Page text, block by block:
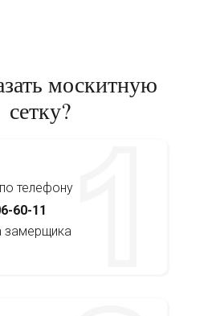
москитную
сетку?
телефону
60-11
замерщика